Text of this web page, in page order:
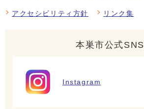
アクセシビリティ方針 リンク集
本巣市公式SNS
Instagram